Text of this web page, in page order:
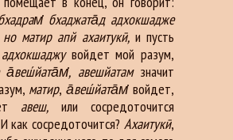
бхаджата̄д адхокшадже
матир апй ахаитукӣ,и пусть
адхокшаджу войдет мой разум,
а̄веш́йата̄м̇, авешйатам значит
матир,а̄веш́йата̄м̇войдет,
авеш, или сосредоточится
как сосредоточится? Ахаитукӣ,